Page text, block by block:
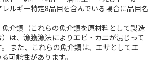
ルギー特定8品目を含んでいる場合に品目名
介類（これらの魚介類を原材料として製造
は、漁獲漁法によりエビ・カニが混じって
また、これらの魚介類は、エサとしてエ
可能性があります。